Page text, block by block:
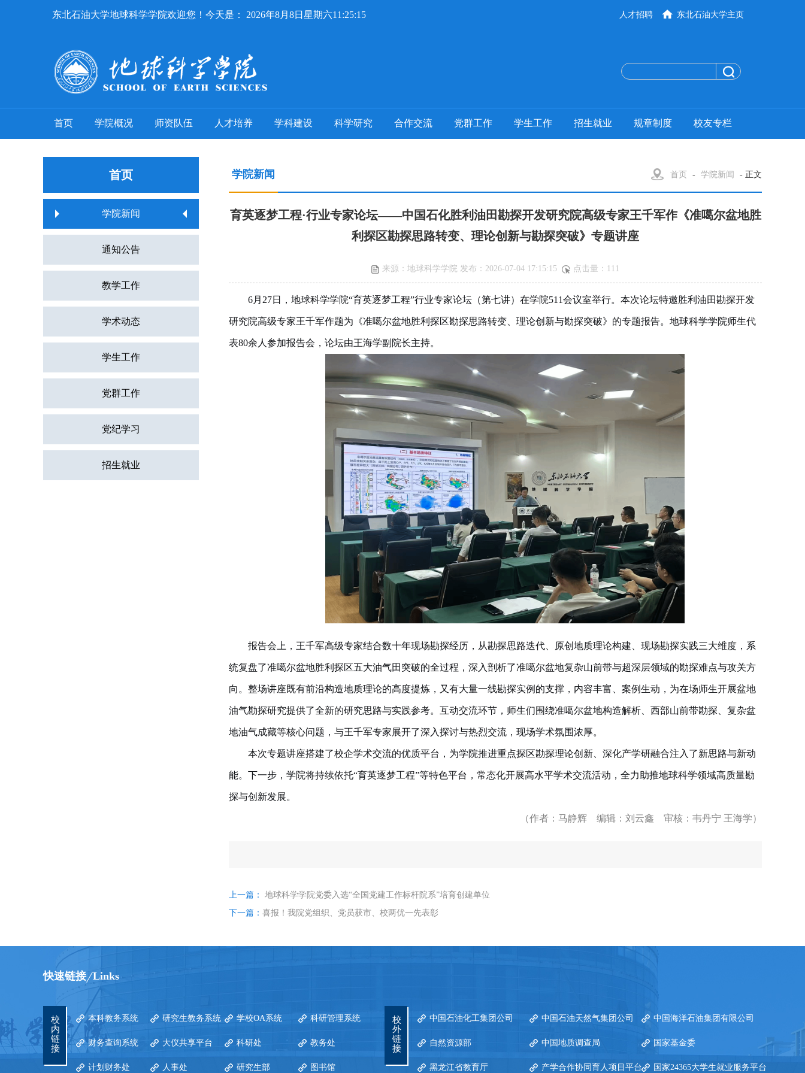
东北石油大学地球科学学院欢迎您！今天是： 2026年8月8日星期六11:25:16 东北石油大学主页
人才招聘
首页 学院概况 师资队伍 人才培养 学科建设 科学研究 合作交流 党群工作 学生工作 招生就业 规章制度 校友专栏
首页
学院新闻
通知公告
教学工作
学术动态
学生工作
党群工作
党纪学习
招生就业
学院新闻 首页 - 学院新闻 - 正文
育英逐梦工程·行业专家论坛——中国石化胜利油田勘探开发研究院高级专家王千军作《准噶尔盆地胜
利探区勘探思路转变、理论创新与勘探突破》专题讲座
来源：地球科学学院 发布：2026-07-04 17:15:15 点击量： 111
6月27日，地球科学学院“育英逐梦工程”行业专家论坛（第七讲）在学院511会议室举行。本次论坛特邀胜利油田勘探开发
研究院高级专家王千军作题为《准噶尔盆地胜利探区勘探思路转变、理论创新与勘探突破》的专题报告。地球科学学院师生代
表80余人参加报告会，论坛由王海学副院长主持。
报告会上，王千军高级专家结合数十年现场勘探经历，从勘探思路迭代、原创地质理论构建、现场勘探实践三大维度，系
统复盘了准噶尔盆地胜利探区五大油气田突破的全过程，深入剖析了准噶尔盆地复杂山前带与超深层领域的勘探难点与攻关方
向。整场讲座既有前沿构造地质理论的高度提炼，又有大量一线勘探实例的支撑，内容丰富、案例生动，为在场师生开展盆地
油气勘探研究提供了全新的研究思路与实践参考。互动交流环节，师生们围绕准噶尔盆地构造解析、西部山前带勘探、复杂盆
地油气成藏等核心问题，与王千军专家展开了深入探讨与热烈交流，现场学术氛围浓厚。
本次专题讲座搭建了校企学术交流的优质平台，为学院推进重点探区勘探理论创新、深化产学研融合注入了新思路与新动
能。下一步，学院将持续依托“育英逐梦工程”等特色平台，常态化开展高水平学术交流活动，全力助推地球科学领域高质量勘
探与创新发展。
（作者：马静辉 编辑：刘云鑫 审核：韦丹宁 王海学）
上一篇： 地球科学学院党委入选“全国党建工作标杆院系”培育创建单位
下一篇： 喜报！我院党组织、党员获市、校两优一先表彰
快速链接 Links
校
内
链
接
本科教务系统 研究生教务系统 学校OA系统 科研管理系统
财务查询系统 大仪共享平台 科研处 教务处
计划财务处 人事处 研究生部 图书馆
校
外
链
接
中国石油化工集团公司 中国石油天然气集团公司 中国海洋石油集团有限公司
自然资源部 中国地质调查局 国家基金委
黑龙江省教育厅 产学合作协同育人项目平台 国家24365大学生就业服务平台